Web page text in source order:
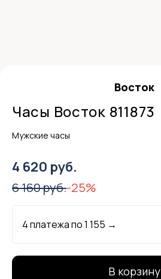
Восток
Часы Восток 811873
Мужские часы
4 620 руб.
6 160 руб.-25%
4 платежа по1 155 →
В корзину